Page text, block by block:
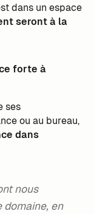
dans un espace
seront à la
forte à
ses
ou au bureau,
dans
nous
en